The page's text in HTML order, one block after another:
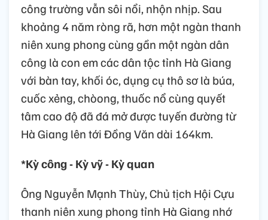
công trường vẫn sôi nổi, nhộn nhịp. Sau
khoảng 4 năm ròng rã, hơn một ngàn thanh
niên xung phong cùng gần một ngàn dân
công là con em các dân tộc tỉnh Hà Giang
với bàn tay, khối óc, dụng cụ thô sơ là búa,
cuốc xẻng, chòong, thuốc nổ cùng quyết
tâm cao độ đã đá mở được tuyến đường từ
Hà Giang lên tới Đồng Văn dài 164km.
*Kỳ công - Kỳ vỹ - Kỳ quan
Ông Nguyễn Mạnh Thùy, Chủ tịch Hội Cựu
thanh niên xung phong tỉnh Hà Giang nhớ